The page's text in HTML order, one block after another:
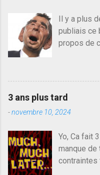
m
m
e
n
r
e
Il y a plus
publiais ce
propos de
des amis
croit.
devenir le
et c'est par
plus
sinon il
gauche
3 ans plus tard
-novembre 10, 2024
Yo, Ca fait
manque de